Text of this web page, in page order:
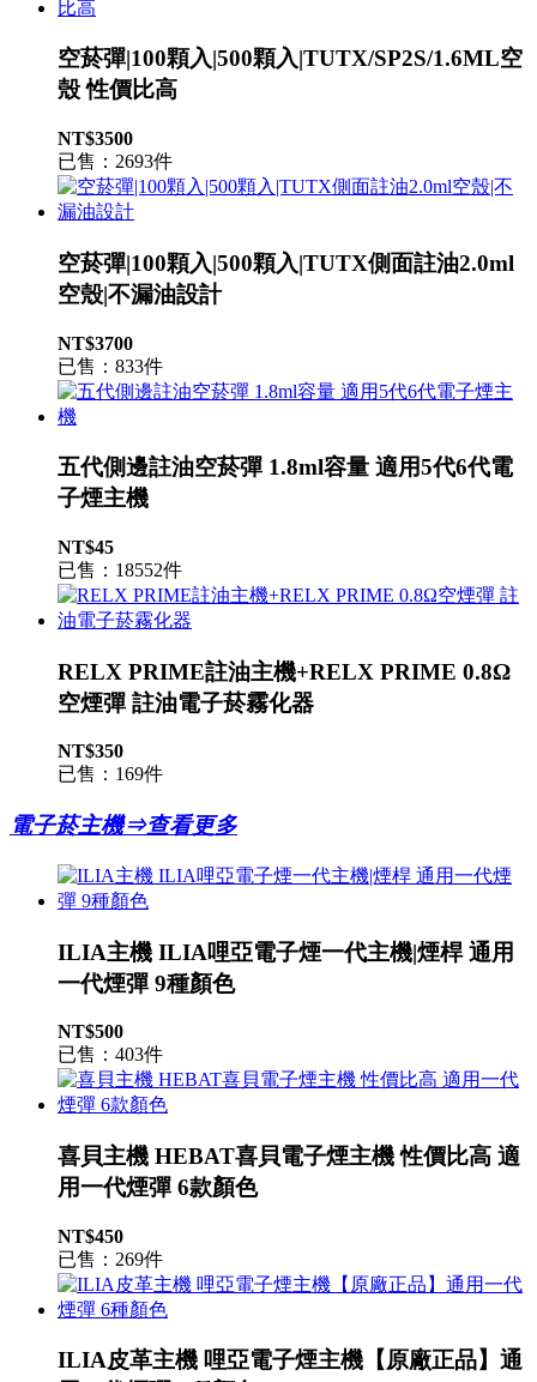
空菸彈|100顆入|500顆入|TUTX/SP2S/1.6ML空
殼 性價比高
NT$3500
已售：2693件
空菸彈|100顆入|500顆入|TUTX側面註油2.0ml
空殼|不漏油設計
NT$3700
已售：833件
五代側邊註油空菸彈 1.8ml容量 適用5代6代電
子煙主機
NT$45
已售：18552件
RELX PRIME註油主機+RELX PRIME 0.8Ω
空煙彈 註油電子菸霧化器
NT$350
已售：169件
電子菸主機⇒查看更多
ILIA主機 ILIA哩亞電子煙一代主機|煙桿 通用
一代煙彈 9種顏色
NT$500
已售：403件
喜貝主機 HEBAT喜貝電子煙主機 性價比高 適
用一代煙彈 6款顏色
NT$450
已售：269件
ILIA皮革主機 哩亞電子煙主機【原廠正品】通